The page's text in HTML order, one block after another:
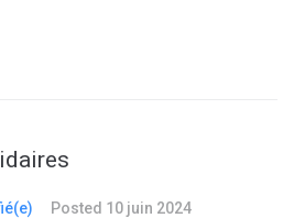
Posted 10 juin 2024